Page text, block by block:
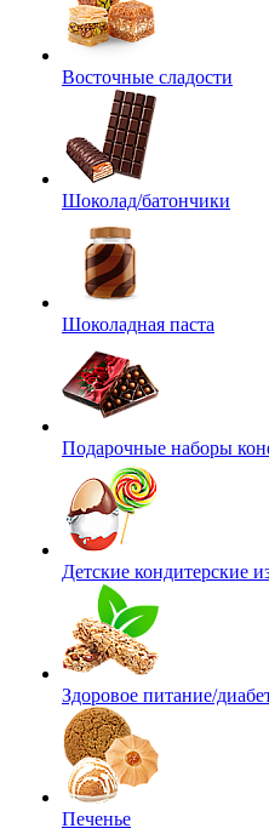
Восточные сладости
Шоколад/батончики
Шоколадная паста
Подарочные наборы
Детские кондитерские
Здоровое питание/
Печенье